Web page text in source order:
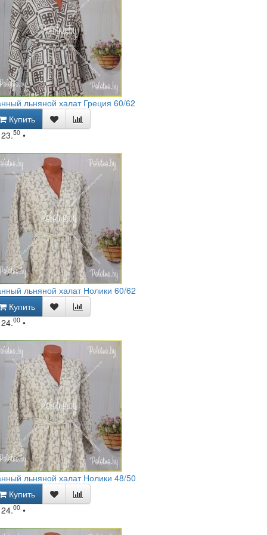
льняной халат Греция 60/62
Купить
50 •
льняной халат Нолики 60/62
Купить
00 •
льняной халат Нолики 48/50
Купить
00 •